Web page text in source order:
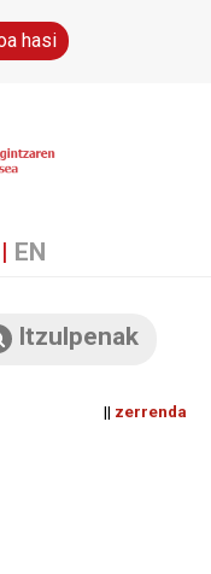
hasi
| EN
Itzulpenak
|| zerrenda